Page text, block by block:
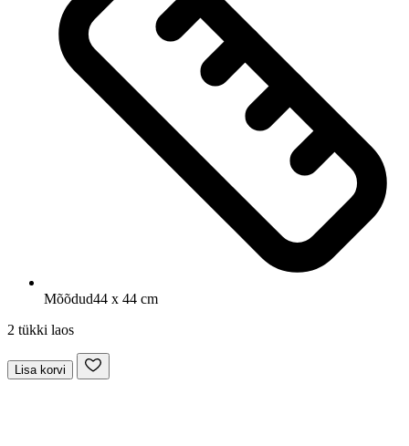
Mõõdud44 x 44 cm
2 tükki laos
Lisa korvi